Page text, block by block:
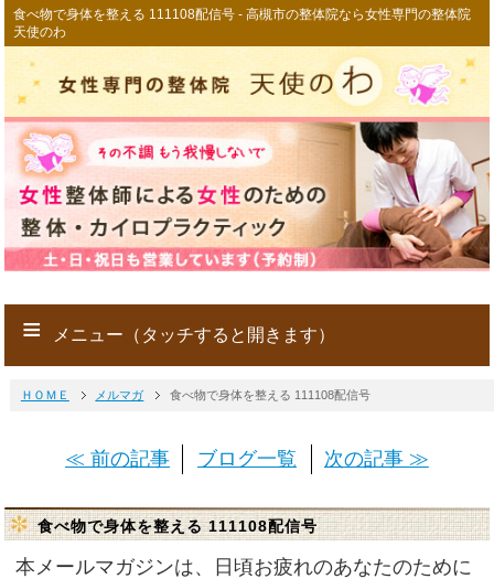
食べ物で身体を整える 111108配信号 - 高槻市の整体院なら女性専門の整体院
天使のわ
≡ メニュー（タッチすると開きます）
ＨＯＭＥ メルマガ 食べ物で身体を整える 111108配信号
≪ 前の記事 ブログ一覧 次の記事 ≫
食べ物で身体を整える 111108配信号
本メールマガジンは、日頃お疲れのあなたのために